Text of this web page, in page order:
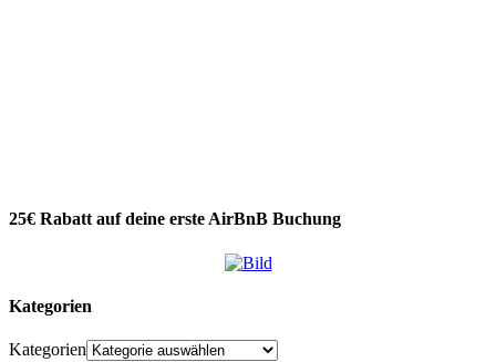
25€ Rabatt auf deine erste AirBnB Buchung
Kategorien
Kategorien